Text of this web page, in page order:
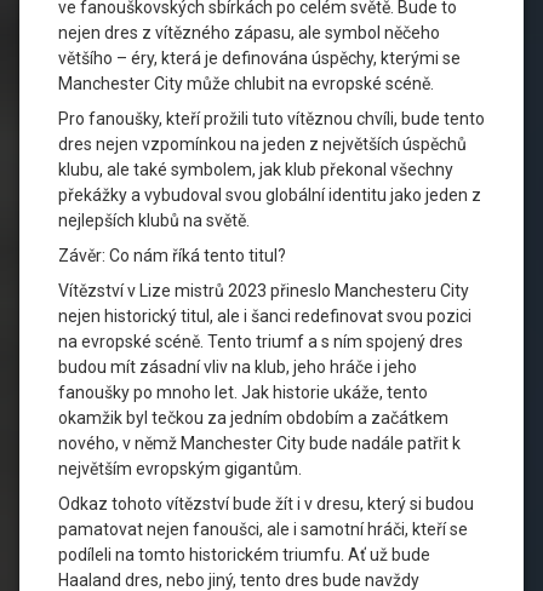
ve fanouškovských sbírkách po celém světě. Bude to
nejen dres z vítězného zápasu, ale symbol něčeho
většího – éry, která je definována úspěchy, kterými se
Manchester City může chlubit na evropské scéně.
Pro fanoušky, kteří prožili tuto vítěznou chvíli, bude tento
dres nejen vzpomínkou na jeden z největších úspěchů
klubu, ale také symbolem, jak klub překonal všechny
překážky a vybudoval svou globální identitu jako jeden z
nejlepších klubů na světě.
Závěr: Co nám říká tento titul?
Vítězství v Lize mistrů 2023 přineslo Manchesteru City
nejen historický titul, ale i šanci redefinovat svou pozici
na evropské scéně. Tento triumf a s ním spojený dres
budou mít zásadní vliv na klub, jeho hráče i jeho
fanoušky po mnoho let. Jak historie ukáže, tento
okamžik byl tečkou za jedním obdobím a začátkem
nového, v němž Manchester City bude nadále patřit k
největším evropským gigantům.
Odkaz tohoto vítězství bude žít i v dresu, který si budou
pamatovat nejen fanoušci, ale i samotní hráči, kteří se
podíleli na tomto historickém triumfu. Ať už bude
Haaland dres, nebo jiný, tento dres bude navždy